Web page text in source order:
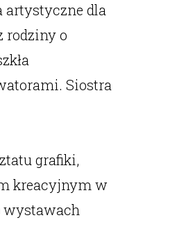
artystyczne dla
rodziny o
Siostra
grafiki,
kreacyjnym w
wystawach